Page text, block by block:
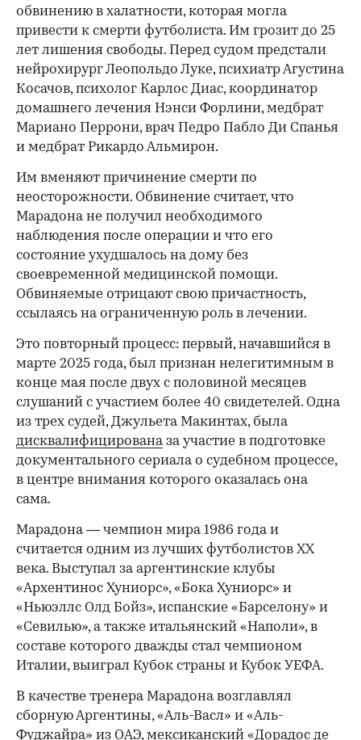
обвинению в халатности, которая могла
привести к смерти футболиста. Им грозит до 25
лет лишения свободы. Перед судом предстали
нейрохирург Леопольдо Луке, психиатр Агустина
Косачов, психолог Карлос Диас, координатор
домашнего лечения Нэнси Форлини, медбрат
Мариано Перрони, врач Педро Пабло Ди Спанья
и медбрат Рикардо Альмирон.
Им вменяют причинение смерти по
неосторожности. Обвинение считает, что
Марадона не получил необходимого
наблюдения после операции и что его
состояние ухудшалось на дому без
своевременной медицинской помощи.
Обвиняемые отрицают свою причастность,
ссылаясь на ограниченную роль в лечении.
Это повторный процесс: первый, начавшийся в
марте 2025 года, был признан нелегитимным в
конце мая после двух с половиной месяцев
слушаний с участием более 40 свидетелей. Одна
из трех судей, Джульета Макинтах, была
дисквалифицированаза участие в подготовке
документального сериала о судебном процессе,
в центре внимания которого оказалась она
сама.
Марадона — чемпион мира 1986 года и
считается одним из лучших футболистов ХХ
века. Выступал за аргентинские клубы
«Архентинос Хуниорс», «Бока Хуниорс» и
«Ньюэллс Олд Бойз», испанские «Барселону» и
«Севилью», а также итальянский «Наполи», в
составе которого дважды стал чемпионом
Италии, выиграл Кубок страны и Кубок УЕФА.
В качестве тренера Марадона возглавлял
сборную Аргентины, «Аль-Васл» и «Аль-
Фуджайра» из ОАЭ, мексиканский «Дорадос де